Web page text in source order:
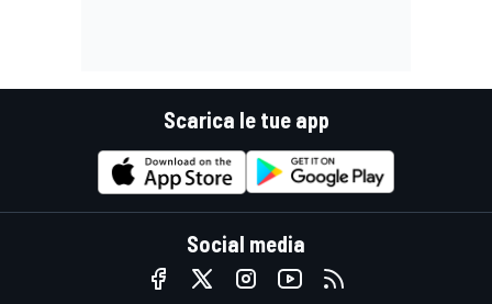
Scarica le tue app
Social media